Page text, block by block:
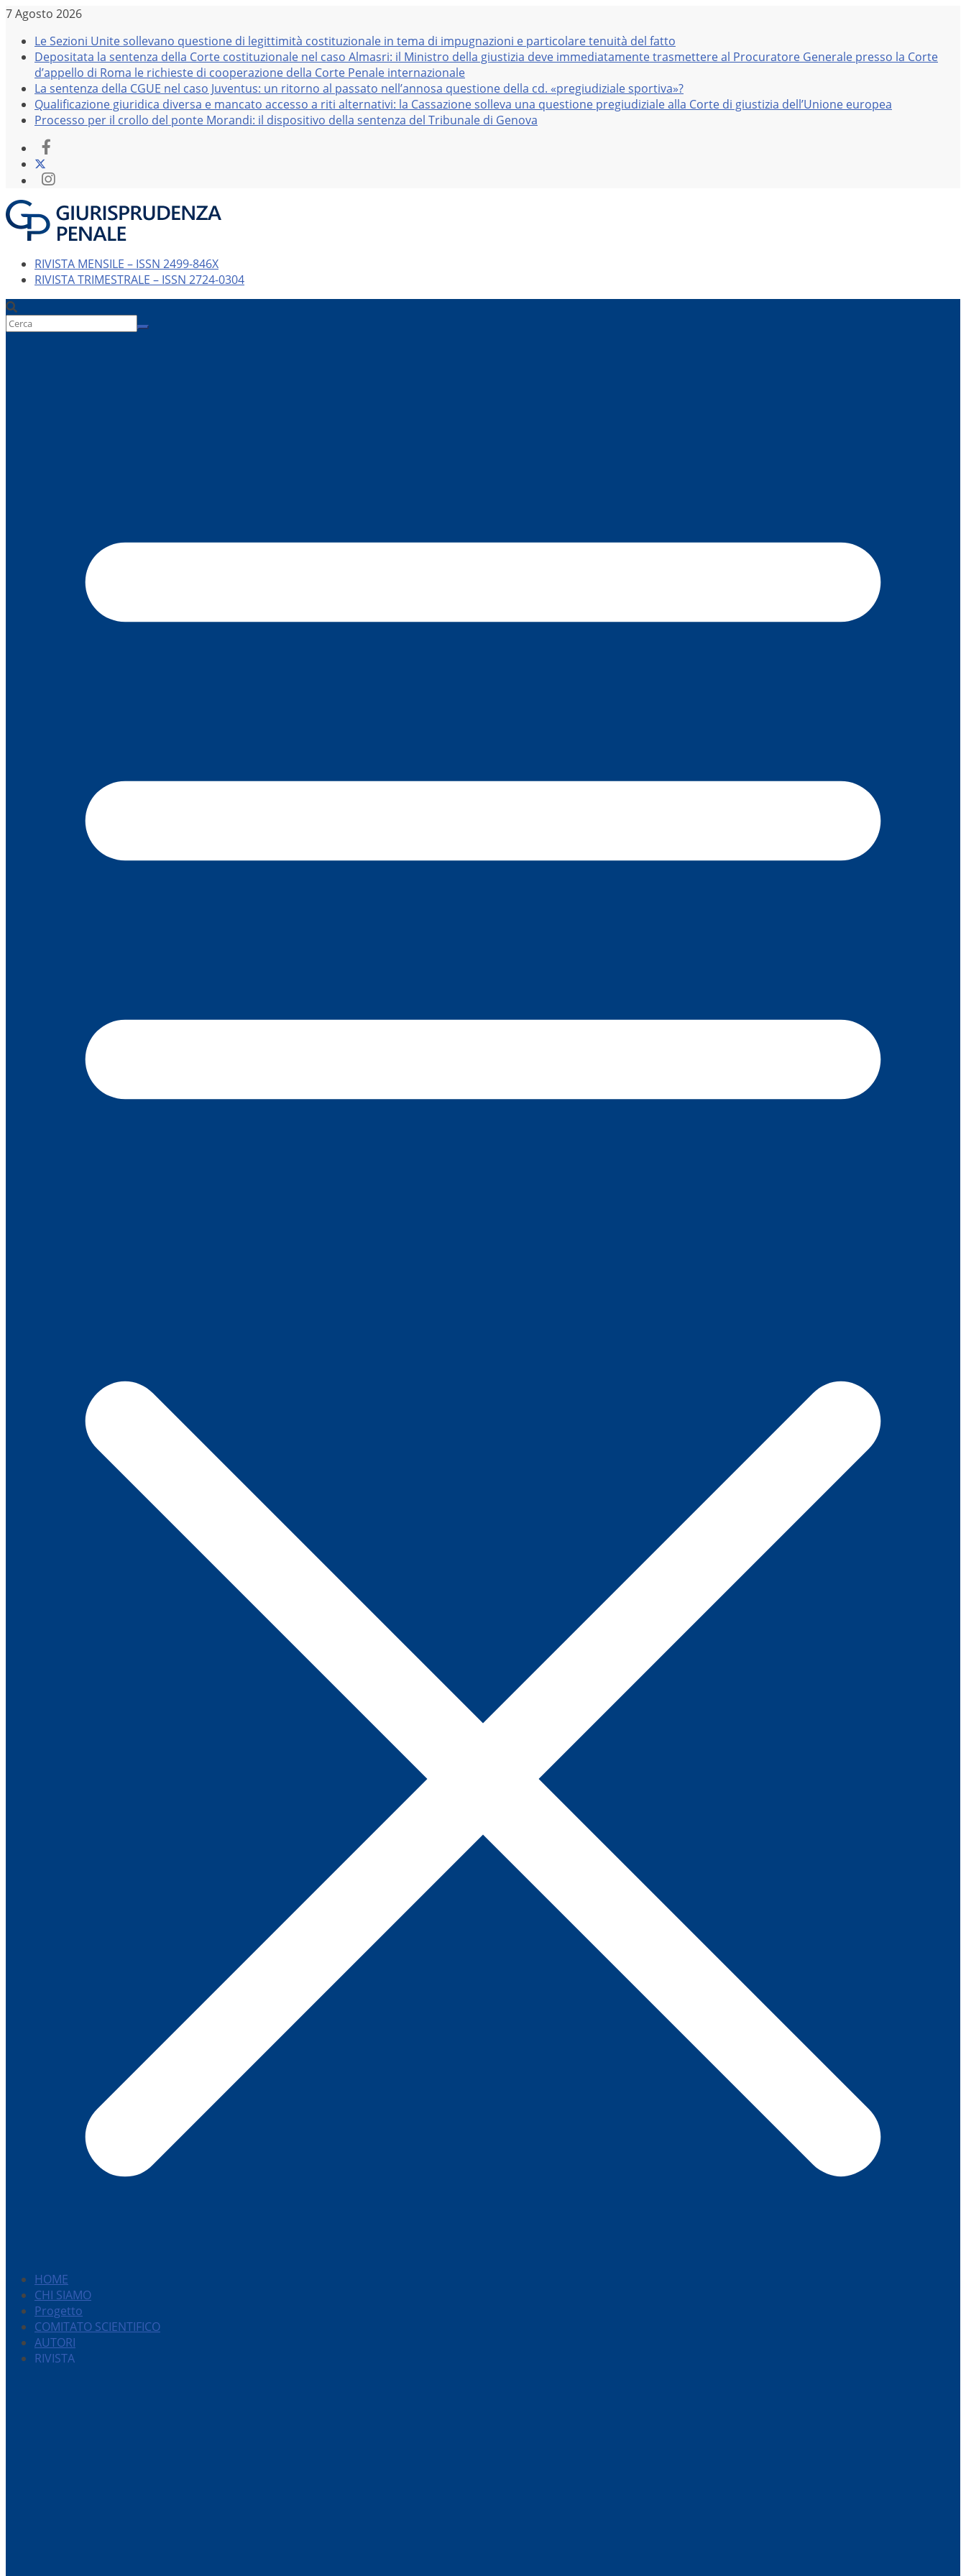
Salta
contenuto
7 Agosto 2026
Le Sezioni Unite sollevano questione di legittimità costituzionale in tema di impugnazioni e particolare tenuità del fatto
Depositata la sentenza della Corte costituzionale nel caso Almasri: il Ministro della giustizia deve immediatamente trasmettere al Procuratore Generale presso la Corte
d’appello di Roma le richieste di cooperazione della Corte Penale internazionale
La sentenza della CGUE nel caso Juventus: un ritorno al passato nell’annosa questione della cd. «pregiudiziale sportiva»?
Qualificazione giuridica diversa e mancato accesso a riti alternativi: la Cassazione solleva una questione pregiudiziale alla Corte di giustizia dell’Unione europea
Processo per il crollo del ponte Morandi: il dispositivo della sentenza del Tribunale di Genova
RIVISTA MENSILE – ISSN 2499-846X
RIVISTA TRIMESTRALE – ISSN 2724-0304
HOME
CHI SIAMO
Progetto
COMITATO SCIENTIFICO
AUTORI
RIVISTA